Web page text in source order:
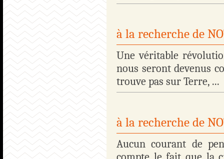
à la recherche de
Une véritable
nous seront devenus
trouve pas sur Terre, ...
à la recherche de
Aucun courant de